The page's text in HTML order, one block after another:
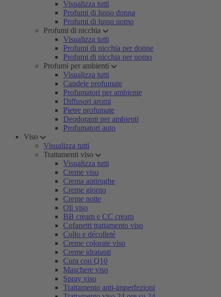
Visualizza tutti
Profumi di lusso donna
Profumi di lusso uomo
Profumi di nicchia
Visualizza tutti
Profumi di nicchia per donne
Profumi di nicchia per uomo
Profumi per ambienti
Visualizza tutti
Candele profumate
Profumatori per ambiente
Diffusori aromi
Pietre profumate
Deodoranti per ambienti
Profumatori auto
Viso
Visualizza tutti
Trattamenti viso
Visualizza tutti
Creme viso
Crema antirughe
Creme giorno
Creme notte
Oli viso
BB cream e CC cream
Cofanetti trattamento viso
Collo e décolleté
Creme colorate viso
Creme idratanti
Cura con Q10
Maschere viso
Spray viso
Trattamento anti-imperfezioni